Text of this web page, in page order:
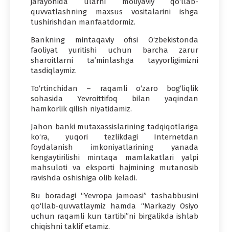
quvvatlashning maxsus vositalarini ishga
tushirishdan manfaatdormiz.
Bankning mintaqaviy ofisi O‘zbekistonda
faoliyat yuritishi uchun barcha zarur
sharoitlarni ta’minlashga tayyorligimizni
tasdiqlaymiz.
To‘rtinchidan – raqamli o‘zaro bog‘liqlik
sohasida Yevroittifoq bilan yaqindan
hamkorlik qilish niyatidamiz.
Jahon banki mutaxassislarining tadqiqotlariga
ko‘ra, yuqori tezlikdagi Internetdan
foydalanish imkoniyatlarining yanada
kengaytirilishi mintaqa mamlakatlari yalpi
mahsuloti va eksporti hajmining mutanosib
ravishda oshishiga olib keladi.
Bu boradagi “Yevropa jamoasi” tashabbusini
qo‘llab-quvvatlaymiz hamda “Markaziy Osiyo
uchun raqamli kun tartibi”ni birgalikda ishlab
chiqishni taklif etamiz.